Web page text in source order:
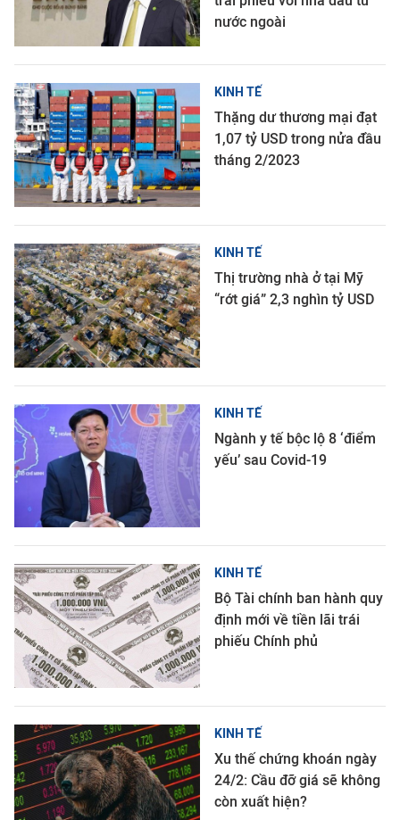
nước ngoài
KINH TẾ
Thặng dư thương mại đạt
1,07 tỷ USD trong nửa đầu
tháng 2/2023
KINH TẾ
Thị trường nhà ở tại Mỹ
“rớt giá” 2,3 nghìn tỷ USD
KINH TẾ
Ngành y tế bộc lộ 8 ‘điểm
yếu’ sau Covid-19
KINH TẾ
Bộ Tài chính ban hành quy
định mới về tiền lãi trái
phiếu Chính phủ
KINH TẾ
Xu thế chứng khoán ngày
24/2: Cầu đỡ giá sẽ không
còn xuất hiện?